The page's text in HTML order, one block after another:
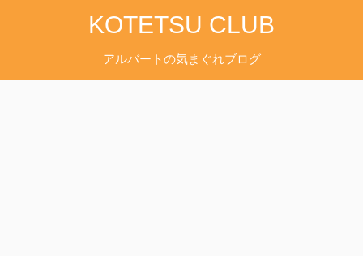
KOTETSU CLUB
アルバートの気まぐれブログ